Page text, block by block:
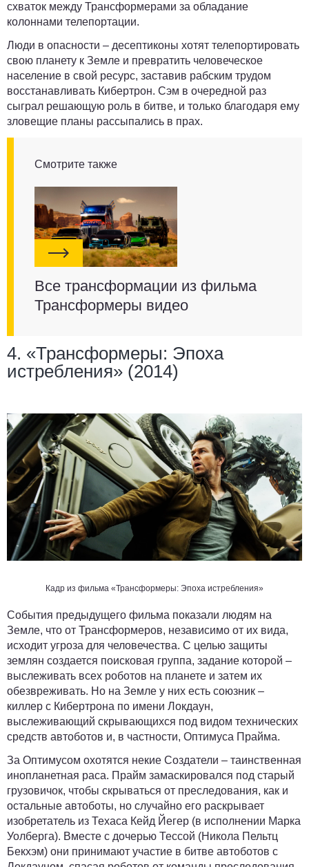
схваток между Трансформерами за обладание
колоннами телепортации.
Люди в опасности – десептиконы хотят телепортировать
свою планету к Земле и превратить человеческое
население в свой ресурс, заставив рабским трудом
восстанавливать Кибертрон. Сэм в очередной раз
сыграл решающую роль в битве, и только благодаря ему
зловещие планы рассыпались в прах.
Смотрите также
Все трансформации из фильма
Трансформеры видео
4. «Трансформеры: Эпоха
истребления» (2014)
Кадр из фильма «Трансформеры: Эпоха истребления»
События предыдущего фильма показали людям на
Земле, что от Трансформеров, независимо от их вида,
исходит угроза для человечества. С целью защиты
землян создается поисковая группа, задание которой –
выслеживать всех роботов на планете и затем их
обезвреживать. Но на Земле у них есть союзник –
киллер с Кибертрона по имени Локдаун,
выслеживающий скрывающихся под видом технических
средств автоботов и, в частности, Оптимуса Прайма.
За Оптимусом охотятся некие Создатели – таинственная
инопланетная раса. Прайм замаскировался под старый
грузовичок, чтобы скрываться от преследования, как и
остальные автоботы, но случайно его раскрывает
изобретатель из Техаса Кейд Йегер (в исполнении Марка
Уолберга). Вместе с дочерью Тессой (Никола Пельтц
Бекхэм) они принимают участие в битве автоботов с